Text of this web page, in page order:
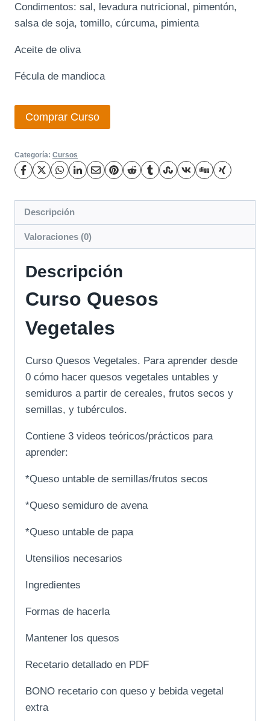
Condimentos: sal, levadura nutricional, pimentón,
salsa de soja, tomillo, cúrcuma, pimienta
Aceite de oliva
Fécula de mandioca
Comprar Curso
Categoría: Cursos
Descripción
Valoraciones (0)
Descripción
Curso Quesos
Vegetales
Curso Quesos Vegetales. Para aprender desde
0 cómo hacer quesos vegetales untables y
semiduros a partir de cereales, frutos secos y
semillas, y tubérculos.
Contiene 3 videos teóricos/prácticos para
aprender:
*Queso untable de semillas/frutos secos
*Queso semiduro de avena
*Queso untable de papa
Utensilios necesarios
Ingredientes
Formas de hacerla
Mantener los quesos
Recetario detallado en PDF
BONO recetario con queso y bebida vegetal
extra